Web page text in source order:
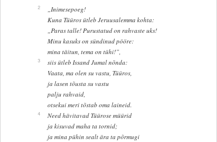
2
„Inimesepoeg!
Kuna Tüüros ütleb Jeruusalemma kohta:
„Paras talle! Purustatud on rahvaste uks!
Minu kasuks on sündinud pööre:
mina täitun, tema on tühi!”,
3
siis ütleb Issand Jumal nõnda:
Vaata, ma olen su vastu, Tüüros,
ja lasen tõusta su vastu
palju rahvaid,
otsekui meri tõstab oma laineid.
4
Need hävitavad Tüürose müürid
ja kisuvad maha ta tornid;
ja mina pühin sealt ära ta põrmugi